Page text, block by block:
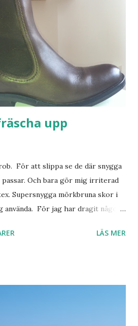
upp
För att slippa se de där snygga
passar. Och bara gör mig irriterad
Supersnygga mörkbruna skor i
använda. För jag har dragit någon
Jag har sorterat ut klänningar som
Ska bli underbart. Men det
LÄS MER